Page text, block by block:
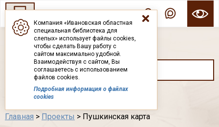
Компания «Ивановская областная
специальная библиотека для
слепых» использует файлы cookies,
чтобы сделать Вашу работу с
сайтом максимально удобной.
Взаимодействуя с сайтом, Вы
соглашаетесь с использованием
файлов cookies.
Подробная информация о файлах
cookies
ГОСУДАРСТВЕННОЕ БЮДЖЕТНОЕ УЧРЕЖДЕНИЕ ИВАНОВСКОЙ ОБЛАСТИ
ИВАНОВСКАЯ ОБЛАСТНАЯ СПЕЦИАЛЬНАЯ
БИБЛИОТЕКА ДЛЯ СЛЕПЫХ
Каталог
Главная > Проекты > Пушкинская карта